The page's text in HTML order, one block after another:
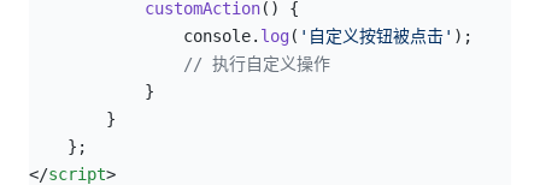
            customAction
() {
                console.
log( '自定义按钮被点击' );
                // 执行自定义操作
            }
        }
    };
</script>